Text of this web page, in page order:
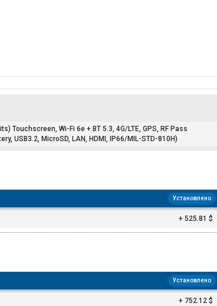
Touchscreen, Wi-Fi 6e + BT 5.3, 4G/LTE, GPS, RF Pass
USB3.2, MicroSD, LAN, HDMI, IP66/MIL-STD-810H)
Установлено
+ 525.81 $
Установлено
+ 752.12 $